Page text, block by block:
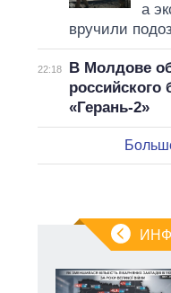
а
вручили
22:18
В Молдове
российского
«Герань-2»